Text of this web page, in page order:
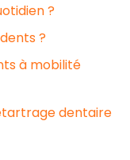
?
?
à mobilité
dentaire